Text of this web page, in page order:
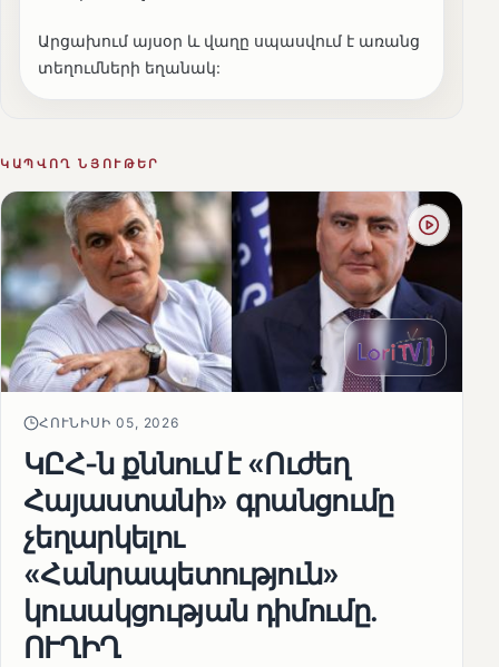
Արցախում այսօր և վաղը սպասվում է առանց
տեղումների եղանակ:
ԿԱՊՎՈՂ ՆՅՈՒԹԵՐ
ՀՈՒՆԻՍԻ 05, 2026
ԿԸՀ-ն քննում է «Ուժեղ
Հայաստանի» գրանցումը
չեղարկելու
«Հանրապետություն»
կուսակցության դիմումը.
ՈՒՂԻՂ